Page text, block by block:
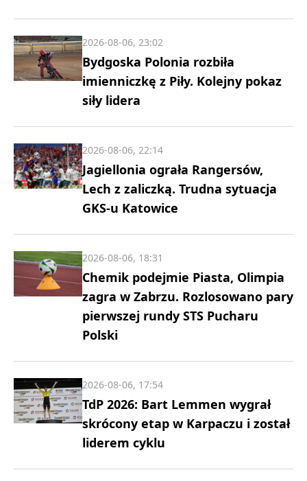
Bydgoska Polonia rozbiła
imienniczkę z Piły. Kolejny pokaz
siły lidera
2026-08-06, 23:02
Jagiellonia ograła Rangersów,
Lech z zaliczką. Trudna sytuacja
GKS-u Katowice
2026-08-06, 22:14
Chemik podejmie Piasta, Olimpia
zagra w Zabrzu. Rozlosowano pary
pierwszej rundy STS Pucharu
Polski
2026-08-06, 18:31
TdP 2026: Bart Lemmen wygrał
skrócony etap w Karpaczu i został
liderem cyklu
2026-08-06, 17:54